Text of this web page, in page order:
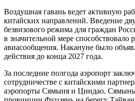
Воздушная гавань ведет активную
китайских направлений. Введение
безвизового режима для граждан
в значительной мере способствовало
авиасообщения. Накануне было
действия до конца 2027 года.
За последние полгода аэропорт
сотрудничестве с китайскими
аэропорты Сямыня и Циндао.